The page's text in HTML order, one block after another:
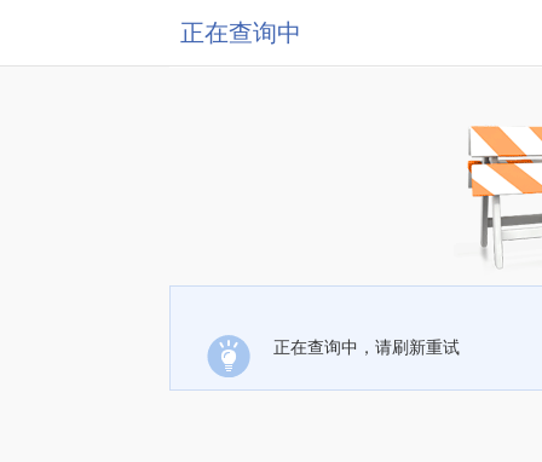
正在查询中
正在查询中，请刷新重试